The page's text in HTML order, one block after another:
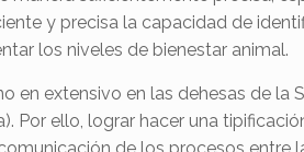
y precisa la capacidad de
los niveles de bienestar animal.
en extensivo en las dehesas de la
Por ello, lograr hacer una